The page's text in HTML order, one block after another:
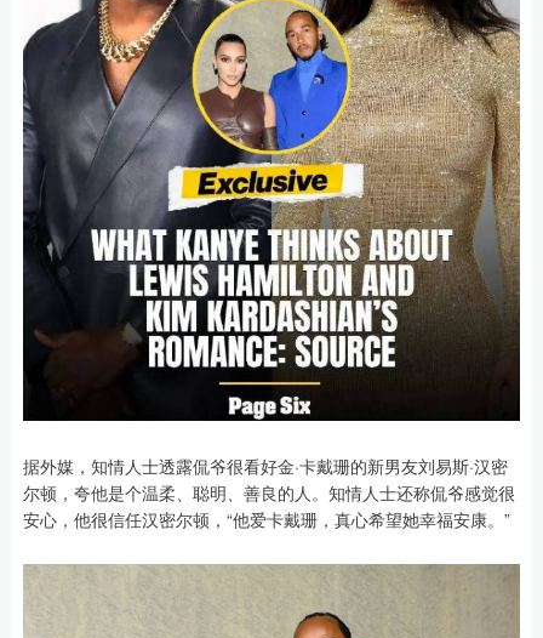
据外媒，知情人士透露侃爷很看好金·卡戴珊的新男友刘易斯·汉密
尔顿，夸他是个温柔、聪明、善良的人。知情人士还称侃爷感觉很
安心，他很信任汉密尔顿，“他爱卡戴珊，真心希望她幸福安康。”